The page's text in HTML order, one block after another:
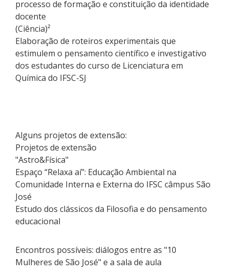
processo de formação e constituição da identidade
docente
(Ciência)²
Elaboração de roteiros experimentais que
estimulem o pensamento científico e investigativo
dos estudantes do curso de Licenciatura em
Química do IFSC-SJ
Alguns projetos de extensão:
Projetos de extensão
"Astro&Física"
Espaço “Relaxa aí”: Educação Ambiental na
Comunidade Interna e Externa do IFSC câmpus São
José
Estudo dos clássicos da Filosofia e do pensamento
educacional
Encontros possíveis: diálogos entre as "10
Mulheres de São José" e a sala de aula